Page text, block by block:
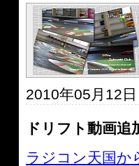
2010年05月12
ドリフト動画追
ラジコン天国か